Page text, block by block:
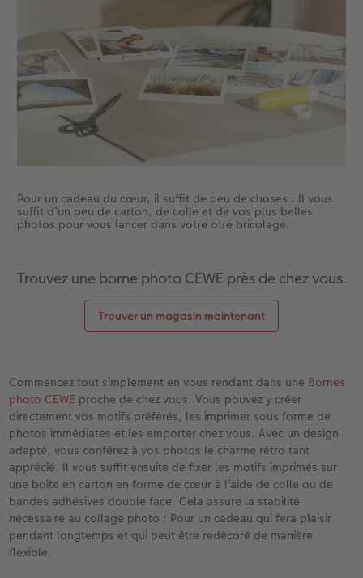
Accessoires
Pour un cadeau du cœur, il suffit de peu de choses : Il vous
suffit d’un peu de carton, de colle et de vos plus belles
photos pour vous lancer dans votre otre bricolage.
Trouvez une borne photo CEWE près de chez vous.
Trouver un magasin maintenant
Commencez tout simplement en vous rendant dans une Bornes
photo CEWE proche de chez vous. Vous pouvez y créer
directement vos motifs préférés, les imprimer sous forme de
photos immédiates et les emporter chez vous. Avec un design
adapté, vous conférez à vos photos le charme rétro tant
apprécié. Il vous suffit ensuite de fixer les motifs imprimés sur
une boîte en carton en forme de cœur à l’aide de colle ou de
bandes adhésives double face. Cela assure la stabilité
nécessaire au collage photo : Pour un cadeau qui fera plaisir
pendant longtemps et qui peut être redécoré de manière
flexible.